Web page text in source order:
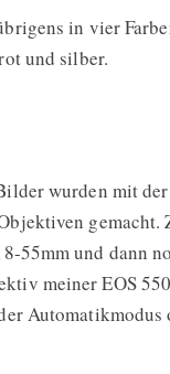
in vier
und silber.
wurden mit
gemacht.
55mm und dann
meiner EOS
Automatikmodus